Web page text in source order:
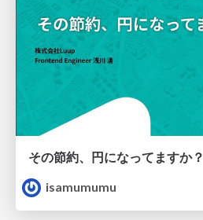
その節約、円になってますか？
isamumumu